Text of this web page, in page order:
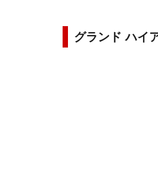
グランド ハイ